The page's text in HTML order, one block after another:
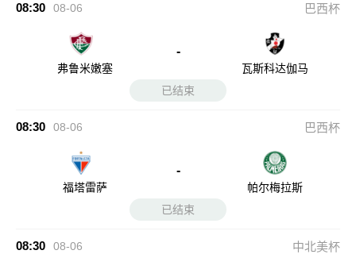
08:30 08-06 巴西杯
弗鲁米嫩塞
-
瓦斯科达伽马
已结束
08:30 08-06 巴西杯
福塔雷萨
-
帕尔梅拉斯
已结束
08:30 08-06 中北美杯